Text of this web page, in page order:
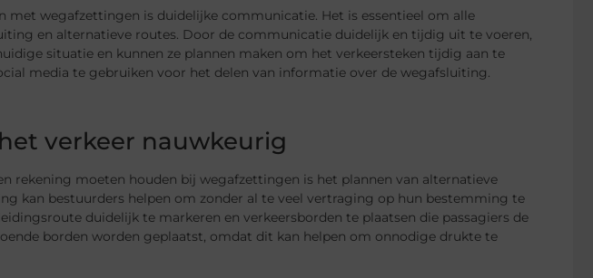
met wegafzettingen is duidelijke communicatie. Het is essentieel om alle
en alternatieve routes. Door de communicatie duidelijk en tijdig uit te voeren,
situatie en kunnen ze plannen maken om het verkeersteken tijdig aan te
media te gebruiken voor het delen van informatie over de wegafsluiting.
verkeer nauwkeurig
rekening moeten houden bij wegafzettingen is het plannen van alternatieve
kan bestuurders helpen om zonder al te veel vertraging op hun bestemming te
duidelijk te markeren en verkeersborden te plaatsen die passagiers de
borden worden geplaatst, omdat dit kan helpen om onnodige drukte te